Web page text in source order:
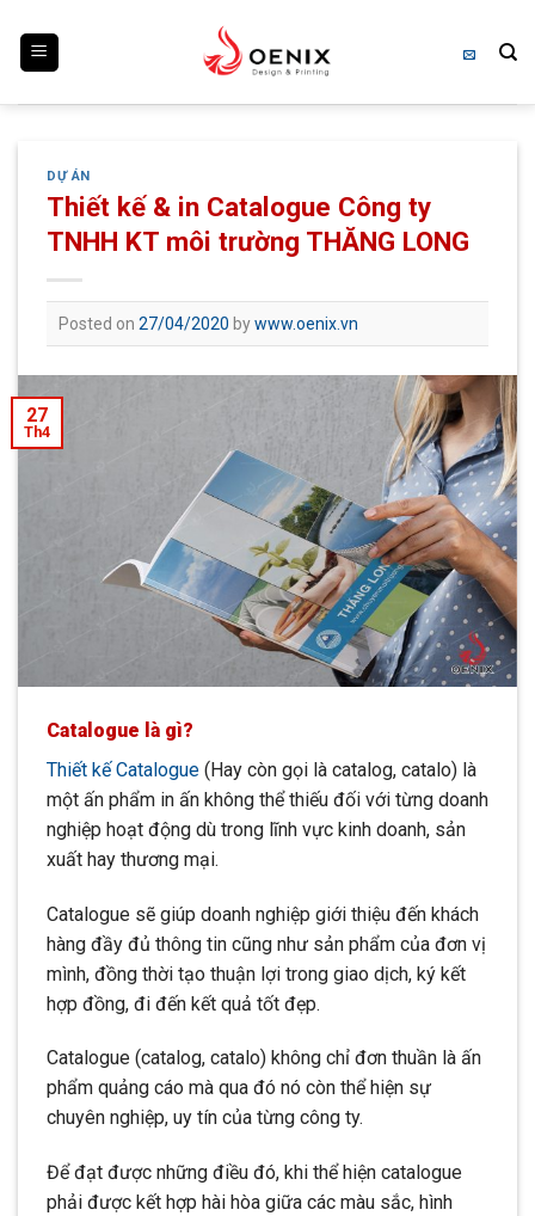
content
DỰ ÁN
Thiết kế & in Catalogue Công ty
TNHH KT môi trường THĂNG LONG
Posted on 27/04/2020 bywww.oenix.vn
27
Th4
Catalogue là gì?
Thiết kế Catalogue (Hay còn gọi là catalog, catalo) là
một ấn phẩm in ấn không thể thiếu đối với từng doanh
nghiệp hoạt động dù trong lĩnh vực kinh doanh, sản
xuất hay thương mại.
Catalogue sẽ giúp doanh nghiệp giới thiệu đến khách
hàng đầy đủ thông tin cũng như sản phẩm của đơn vị
mình, đồng thời tạo thuận lợi trong giao dịch, ký kết
hợp đồng, đi đến kết quả tốt đẹp.
Catalogue (catalog, catalo) không chỉ đơn thuần là ấn
phẩm quảng cáo mà qua đó nó còn thể hiện sự
chuyên nghiệp, uy tín của từng công ty.
Để đạt được những điều đó, khi thể hiện catalogue
phải được kết hợp hài hòa giữa các màu sắc, hình